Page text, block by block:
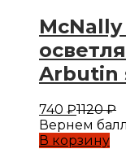
Arbutin
740 ₽1120₽
Вернем
В корзину